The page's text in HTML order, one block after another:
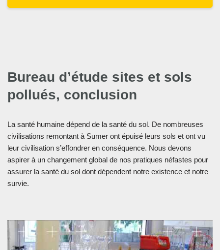
Bureau d’étude sites et sols
pollués, conclusion
La santé humaine dépend de la santé du sol. De nombreuses
civilisations remontant à Sumer ont épuisé leurs sols et ont vu
leur civilisation s’effondrer en conséquence. Nous devons
aspirer à un changement global de nos pratiques néfastes pour
assurer la santé du sol dont dépendent notre existence et notre
survie.